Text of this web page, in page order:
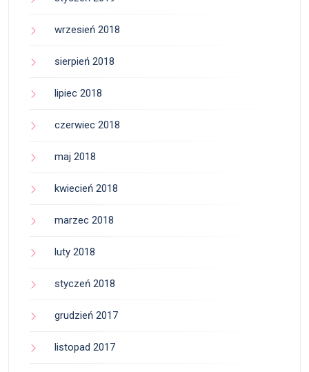
wrzesień 2018
sierpień 2018
lipiec 2018
czerwiec 2018
maj 2018
kwiecień 2018
marzec 2018
luty 2018
styczeń 2018
grudzień 2017
listopad 2017